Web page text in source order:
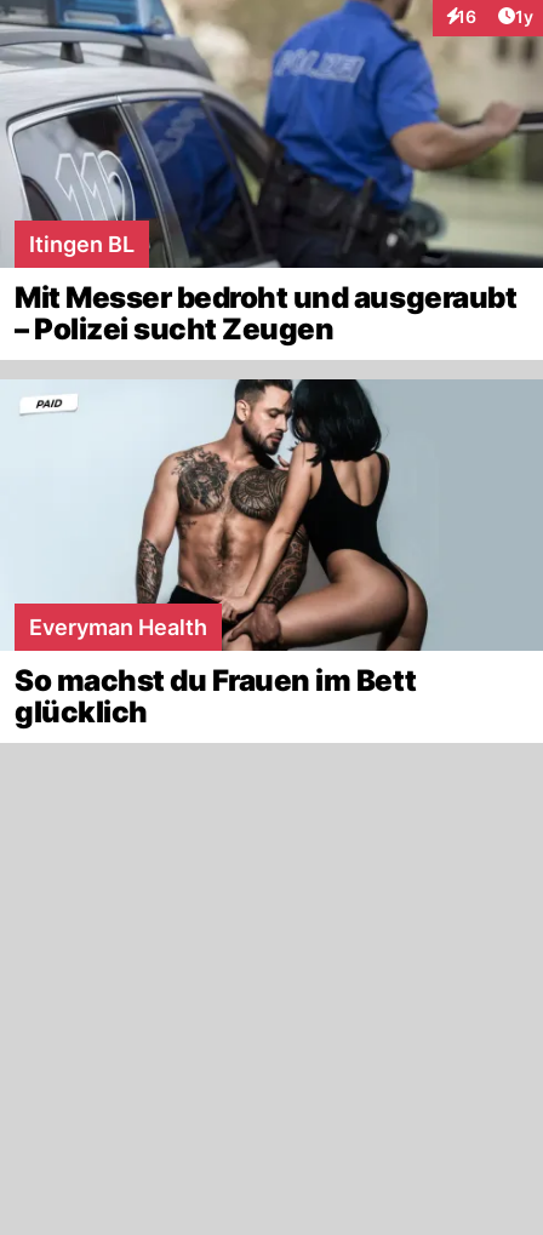
16 1y
Itingen BL
Mit Messer bedroht und ausgeraubt
– Polizei sucht Zeugen
Everyman Health
So machst du Frauen im Bett
glücklich